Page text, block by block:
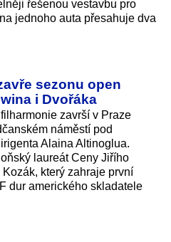
řešenou vestavbu pro
jednoho auta přesahuje dva
sezonu open
i Dvořáka
završí v Praze
náměstí pod
Alaina Altinoglua.
laureát Ceny Jiřího
který zahraje první
dur amerického skladatele